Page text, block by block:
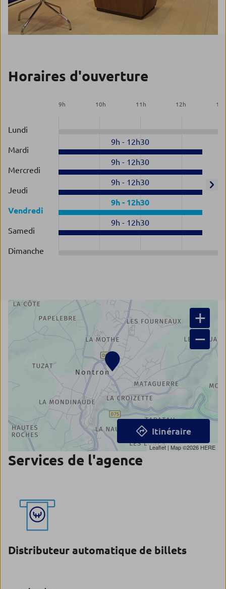
Horaires d'ouverture
9h 10h 11 h 12h 13
Lundi
Mardi
9h - 12h30
Mercredi
9h - 12h30
Jeudi
9h - 12h30
Vendredi
9h - 12h30
Samedi
9h - 12h30
Dimanche
+
−
Leaflet | Map ©2026 HERE
Itinéraire
Services de l'agence
Distributeur automatique de billets